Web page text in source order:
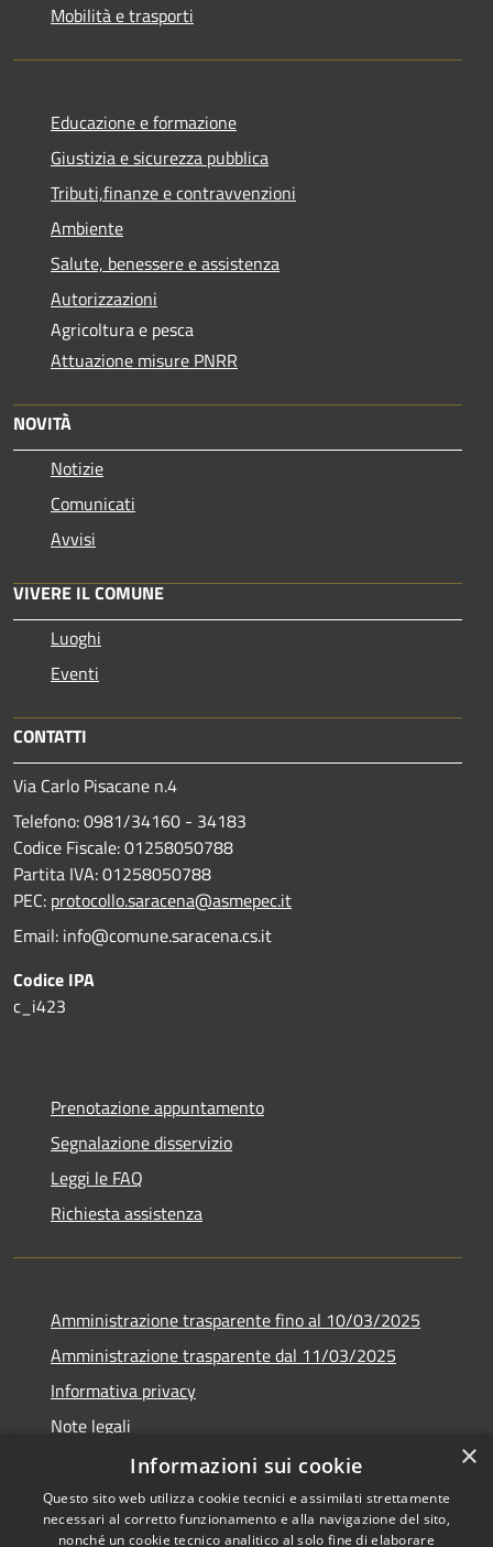
Mobilità e trasporti
Educazione e formazione
Giustizia e sicurezza pubblica
Tributi,finanze e contravvenzioni
Ambiente
Salute, benessere e assistenza
Autorizzazioni
Agricoltura e pesca
Attuazione misure PNRR
NOVITÀ
Notizie
Comunicati
Avvisi
VIVERE IL COMUNE
Luoghi
Eventi
CONTATTI
Via Carlo Pisacane n.4
Telefono: 0981/34160 - 34183
Codice Fiscale: 01258050788
Partita IVA: 01258050788
PEC: protocollo.saracena@asmepec.it
Email: info@comune.saracena.cs.it
Codice IPA
c_i423
Prenotazione appuntamento
Segnalazione disservizio
Leggi le FAQ
Richiesta assistenza
Amministrazione trasparente fino al 10/03/2025
Amministrazione trasparente dal 11/03/2025
Informativa privacy
Note legali
Dichiarazione di accessibilità
×
Informazioni sui cookie
Questo sito web utilizza cookie tecnici e assimilati strettamente
necessari al corretto funzionamento e alla navigazione del sito,
nonché un cookie tecnico analitico al solo fine di elaborare